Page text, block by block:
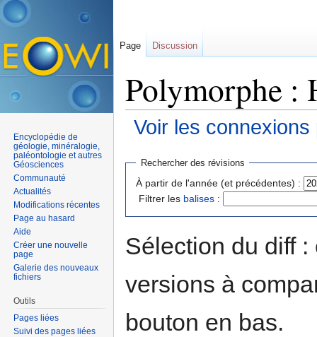
Polymorphe :
Voir les
Rechercher des révisions
À partir de l'année (et précédentes) :
Filtrer les balises :
Sélection du diff
versions à
bouton en bas.
Page Discussion
Encyclopédie de
géologie, minéralogie,
paléontologie et autres
Géosciences
Communauté
Actualités
Modifications récentes
Page au hasard
Aide
Créer une nouvelle
page
Galerie des nouveaux
fichiers
Outils
Pages liées
Suivi des pages liées